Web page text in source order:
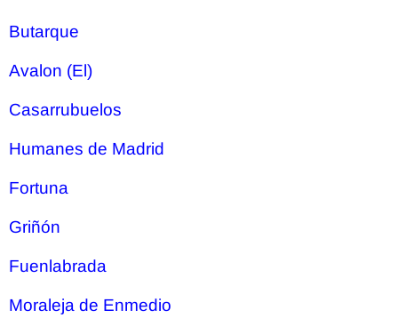
Butarque
Avalon (El)
Casarrubuelos
Humanes de Madrid
Fortuna
Griñón
Fuenlabrada
Moraleja de Enmedio